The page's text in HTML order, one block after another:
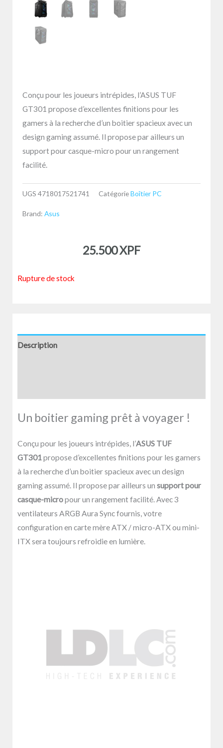
Conçu pour les joueurs intrépides, l’ASUS TUF
GT301 propose d’excellentes finitions pour les
gamers à la recherche d’un boitier spacieux avec un
design gaming assumé. Il propose par ailleurs un
support pour casque-micro pour un rangement
facilité.
UGS 4718017521741 CatégorieBoîtier PC
Brand: Asus
25.500XPF
Rupture de stock
Description
Un boitier gaming prêt à voyager !
Conçu pour les joueurs intrépides, l’ASUS TUF
GT301propose d’excellentes finitions pour les gamers
à la recherche d’un boitier spacieux avec un design
gaming assumé. Il propose par ailleurs un support pour
casque-micropour un rangement facilité. Avec 3
ventilateurs ARGB Aura Sync fournis, votre
configuration en carte mère ATX / micro-ATX ou mini-
ITX sera toujours refroidie en lumière.